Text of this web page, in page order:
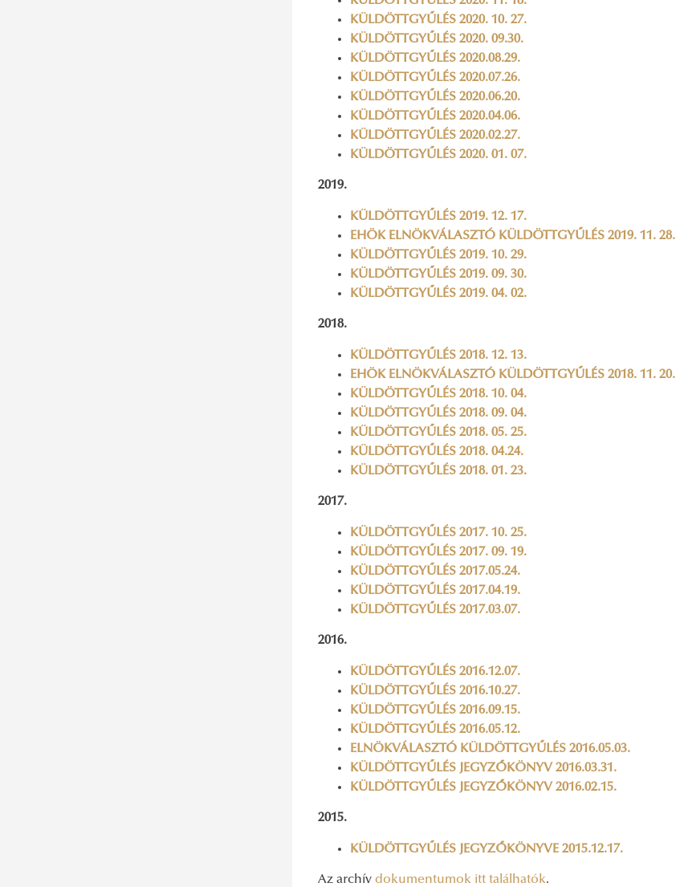
KÜLDÖTTGYŰLÉS 2020. 10. 27.
KÜLDÖTTGYŰLÉS 2020. 09.30.
KÜLDÖTTGYŰLÉS 2020.08.29.
KÜLDÖTTGYŰLÉS 2020.07.26.
KÜLDÖTTGYŰLÉS 2020.06.20.
KÜLDÖTTGYŰLÉS 2020.04.06.
KÜLDÖTTGYŰLÉS 2020.02.27.
KÜLDÖTTGYŰLÉS 2020. 01. 07.
2019.
KÜLDÖTTGYŰLÉS 2019. 12. 17.
EHÖK ELNÖKVÁLASZTÓ KÜLDÖTTGYŰLÉS 2019. 11. 28.
KÜLDÖTTGYŰLÉS 2019. 10. 29.
KÜLDÖTTGYŰLÉS 2019. 09. 30.
KÜLDÖTTGYŰLÉS 2019. 04. 02.
2018.
KÜLDÖTTGYŰLÉS 2018. 12. 13.
EHÖK ELNÖKVÁLASZTÓ KÜLDÖTTGYŰLÉS 2018. 11. 20.
KÜLDÖTTGYŰLÉS 2018. 10. 04.
KÜLDÖTTGYŰLÉS 2018. 09. 04.
KÜLDÖTTGYŰLÉS 2018. 05. 25.
KÜLDÖTTGYŰLÉS 2018. 04.24.
KÜLDÖTTGYŰLÉS 2018. 01. 23.
2017.
KÜLDÖTTGYŰLÉS 2017. 10. 25.
KÜLDÖTTGYŰLÉS 2017. 09. 19.
KÜLDÖTTGYŰLÉS 2017.05.24.
KÜLDÖTTGYŰLÉS 2017.04.19.
KÜLDÖTTGYŰLÉS 2017.03.07.
2016.
KÜLDÖTTGYŰLÉS 2016.12.07.
KÜLDÖTTGYŰLÉS 2016.10.27.
KÜLDÖTTGYŰLÉS 2016.09.15.
KÜLDÖTTGYŰLÉS 2016.05.12.
ELNÖKVÁLASZTÓ KÜLDÖTTGYŰLÉS 2016.05.03.
KÜLDÖTTGYŰLÉS JEGYZŐKÖNYV 2016.03.31.
KÜLDÖTTGYŰLÉS JEGYZŐKÖNYV 2016.02.15.
2015.
KÜLDÖTTGYŰLÉS JEGYZŐKÖNYVE 2015.12.17.
Az archív dokumentumok itt találhatók.